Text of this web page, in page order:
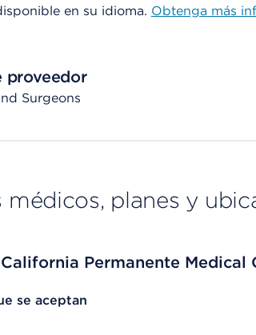
en su idioma. Obtenga más
proveedor
Surgeons
médicos, planes y
Permanente Medical
que se aceptan
se aceptan